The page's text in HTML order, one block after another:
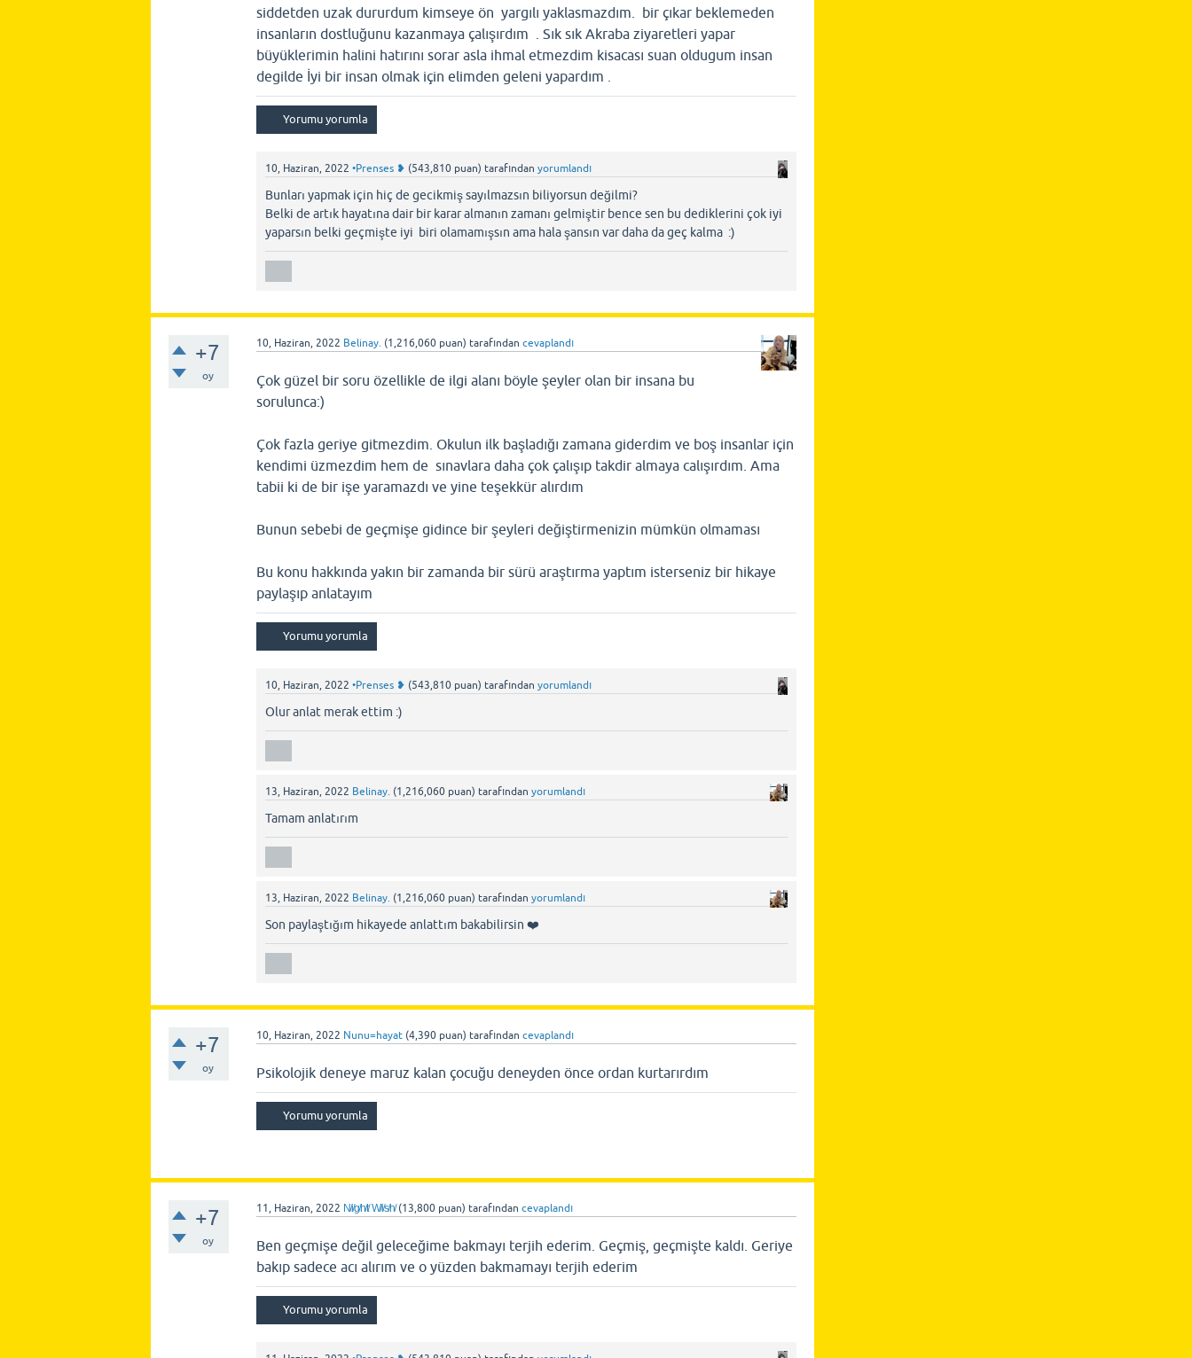
siddetden uzak dururdum kimseye ön yargılı yaklasmazdım. bir çıkar beklemeden
insanların dostluğunu kazanmaya çalışırdım . Sık sık Akraba ziyaretleri yapar
büyüklerimin halini hatırını sorar asla ihmal etmezdim kisacası suan oldugum insan
degilde İyi bir insan olmak için elimden geleni yapardım .
10, Haziran, 2022 •Prenses ❥ (543,810 puan) tarafından yorumlandı
Bunları yapmak için hiç de gecikmiş sayılmazsın biliyorsun değilmi?
Belki de artık hayatına dair bir karar almanın zamanı gelmiştir bence sen bu dediklerini çok iyi
yaparsın belki geçmişte iyi biri olamamışsın ama hala şansın var daha da geç kalma :)
+7
oy
10, Haziran, 2022 Belinay. (1,216,060 puan) tarafından cevaplandı
Çok güzel bir soru özellikle de ilgi alanı böyle şeyler olan bir insana bu
sorulunca:)
Çok fazla geriye gitmezdim. Okulun ilk başladığı zamana giderdim ve boş insanlar için
kendimi üzmezdim hem de sınavlara daha çok çalışıp takdir almaya calışırdım. Ama
tabii ki de bir işe yaramazdı ve yine teşekkür alırdım
Bunun sebebi de geçmişe gidince bir şeyleri değiştirmenizin mümkün olmaması
Bu konu hakkında yakın bir zamanda bir sürü araştırma yaptım isterseniz bir hikaye
paylaşıp anlatayım
10, Haziran, 2022 •Prenses ❥ (543,810 puan) tarafından yorumlandı
Olur anlat merak ettim :)
13, Haziran, 2022 Belinay. (1,216,060 puan) tarafından yorumlandı
Tamam anlatırım
13, Haziran, 2022 Belinay. (1,216,060 puan) tarafından yorumlandı
Son paylaştığım hikayede anlattım bakabilirsin ❤️
+7
oy
10, Haziran, 2022 Nunu=hayat (4,390 puan) tarafından cevaplandı
Psikolojik deneye maruz kalan çocuğu deneyden önce ordan kurtarırdım
+7
oy
11, Haziran, 2022 N̸i̸g̸h̸t̸ W̸i̸s̸h̸ (13,800 puan) tarafından cevaplandı
Ben geçmişe değil geleceğime bakmayı terjih ederim. Geçmiş, geçmişte kaldı. Geriye
bakıp sadece acı alırım ve o yüzden bakmamayı terjih ederim